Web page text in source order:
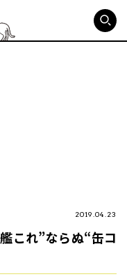
2019.04.23
これ”ならぬ“缶コ